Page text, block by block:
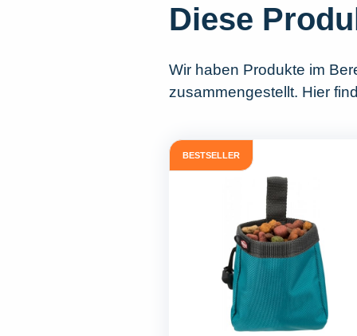
Diese
Wir haben Produkte im
zusammengestellt. Hier
BESTSELLER